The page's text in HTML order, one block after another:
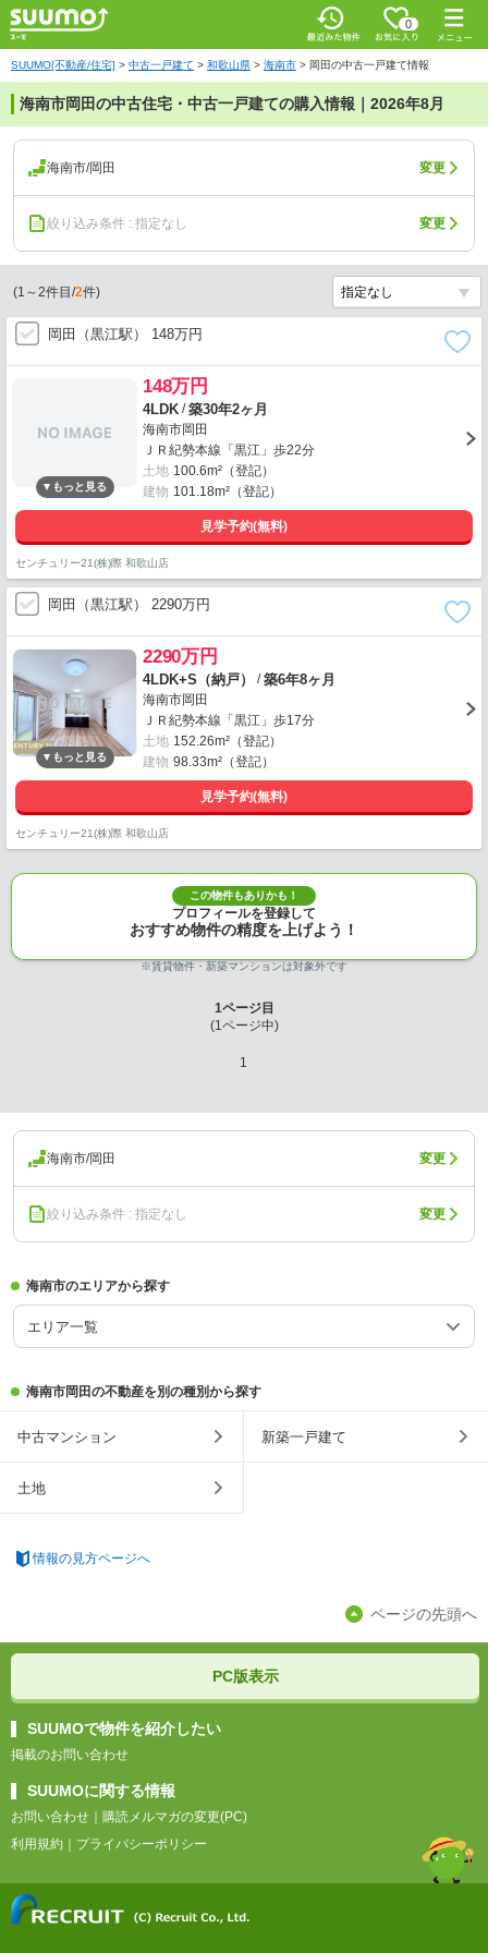
0
SUUMO[不動産/住宅] > 中古一戸建て > 和歌山県 > 海南市 > 岡田の中古一戸建て情報
海南市岡田の中古住宅・中古一戸建ての購入情報｜2026年8月
海南市/岡田 変更
絞り込み条件 : 指定なし 変更
(1 ～2件目/2件)
岡田（黒江駅） 148万円
148万円
4LDK /築30年2ヶ月
海南市岡田
ＪＲ紀勢本線「黒江」歩22分
土地 100.6m²（登記）
建物 101.18m²（登記）
見学予約(無料)
センチュリー21(株)際 和歌山店
岡田（黒江駅） 2290万円
2290万円
4LDK+S（納戸） /築6年8ヶ月
海南市岡田
ＪＲ紀勢本線「黒江」歩17分
土地 152.26m²（登記）
建物 98.33m²（登記）
見学予約(無料)
センチュリー21(株)際 和歌山店
この物件もありかも！
プロフィールを登録して
おすすめ物件の精度を上げよう！
※賃貸物件・新築マンションは対象外です
1ページ目
(1ページ中)
1
海南市/岡田 変更
絞り込み条件 : 指定なし 変更
海南市のエリアから探す
エリア一覧
海南市岡田の不動産を別の種別から探す
中古マンション 新築一戸建て
土地
情報の見方ページへ
ページの先頭へ
PC版表示
SUUMOで物件を紹介したい
掲載のお問い合わせ
SUUMOに関する情報
お問い合わせ
購読メルマガの変更(PC)
利用規約
プライバシーポリシー